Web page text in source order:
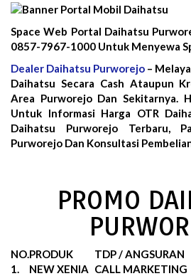
Space Web Portal Daihatsu
0857-7967-1000 Untuk Menyewa
Dealer Daihatsu Purworejo –
Daihatsu Secara Cash Ataupun
Area Purworejo Dan Sekitarnya.
Untuk Informasi Harga OTR
Daihatsu Purworejo Terbaru,
Purworejo Dan Konsultasi
PROMO
NO.PRODUK
TDP / ANGSURAN
1.
NEW XENIA CALL MARKETING